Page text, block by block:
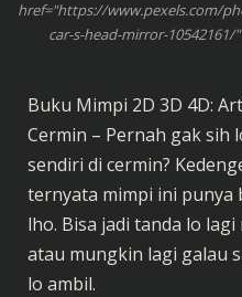
href="https://www.pexels.com/
car-s-head-mirror-
Buku Mimpi 2D 3D 4D:
Cermin – Pernah gak sih
sendiri di cermin?
ternyata mimpi ini punya
lho. Bisa jadi tanda lo
atau mungkin lagi galau
lo ambil.